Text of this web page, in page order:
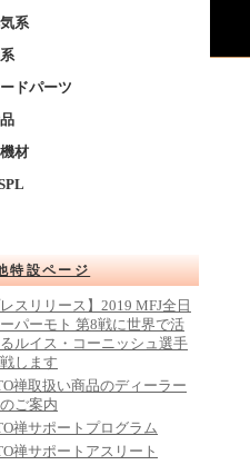
系
ドパーツ
材
特設ページ
レスリリース】2019 MFJ全日
パーモト 第8戦に世界で活
ルイス・コーニッシュ選手
します
禅取扱い商品のディーラー
ご案内
禅サポートプログラム
禅サポートアスリート